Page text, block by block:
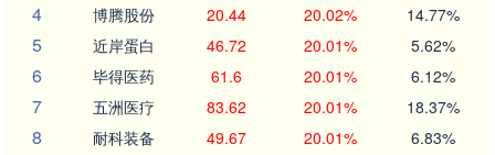
4 博腾股份 20.44 20.02% 14.77%
5 近岸蛋白 46.72 20.01% 5.62%
6 毕得医药 61.6 20.01% 6.12%
7 五洲医疗 83.62 20.01% 18.37%
8 耐科装备 49.67 20.01% 6.83%